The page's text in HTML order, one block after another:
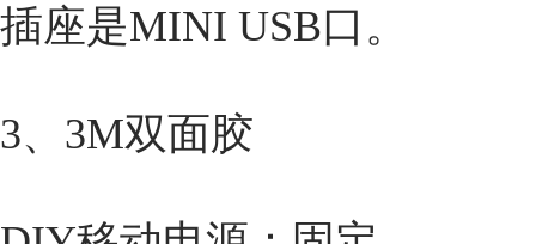
插座是MINI USB口。
3、3M双面胶